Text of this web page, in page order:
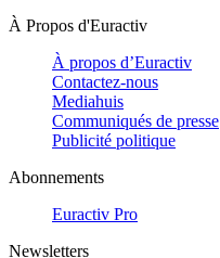
À Propos d'Euractiv
À propos d’Euractiv
Contactez-nous
Mediahuis
Communiqués de presse
Publicité politique
Abonnements
Euractiv Pro
Newsletters